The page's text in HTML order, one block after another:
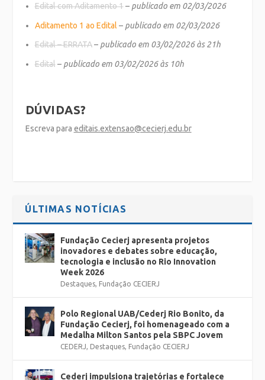
Edital com Aditamento 1– publicado em 02/03/2026
Aditamento 1 ao Edital – publicado em 02/03/2026
Edital – ERRATA– publicado em 03/02/2026 às 21h
Edital– publicado em 03/02/2026 às 10h
DÚVIDAS?
Escreva para editais.extensao@cecierj.edu.br
ÚLTIMAS NOTÍCIAS
Fundação Cecierj apresenta projetos
inovadores e debates sobre educação,
tecnologia e inclusão no Rio Innovation
Week 2026
Destaques, Fundação CECIERJ
Polo Regional UAB/Cederj Rio Bonito, da
Fundação Cecierj, foi homenageado com a
Medalha Milton Santos pela SBPC Jovem
CEDERJ, Destaques, Fundação CECIERJ
Cederj impulsiona trajetórias e fortalece